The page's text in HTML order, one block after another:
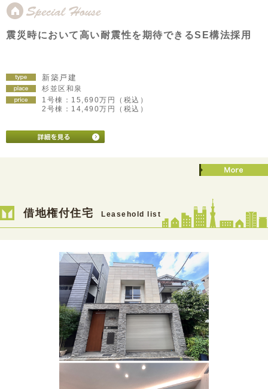
震災時において高い耐震性を期待できるSE構法採用
新築戸建
杉並区和泉
1号棟：15,690万円（税込）
2号棟：14,490万円（税込）
借地権付住宅 Leasehold list